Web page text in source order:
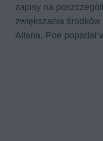
zapisy na
zwiększania
Allana, Poe popadał